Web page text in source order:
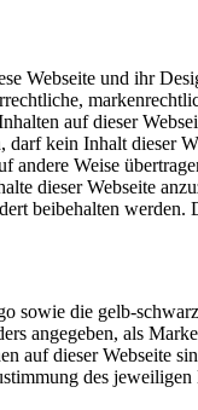
Webseite und ihr
auf dieser
darf kein Inhalt dieser
andere Weise
dieser Webseite
beibehalten
die gelb-
angegeben, als
auf dieser Webseite
des jeweiligen